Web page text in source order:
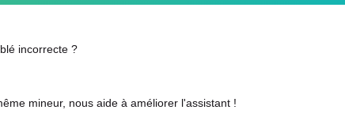
incorrecte ?
mineur, nous aide à améliorer l'assistant !